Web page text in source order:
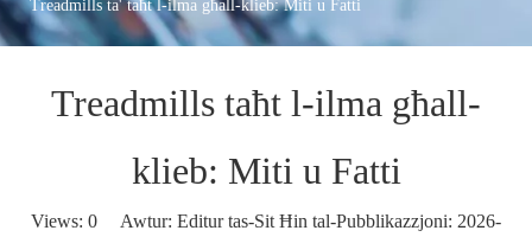
Treadmills ta' taħt l-ilma għall-klieb: Miti u Fatti
Treadmills taħt l-ilma għall-
klieb: Miti u Fatti
Views: 0 Awtur: Editur tas-Sit Ħin tal-Pubblikazzjoni: 2026-